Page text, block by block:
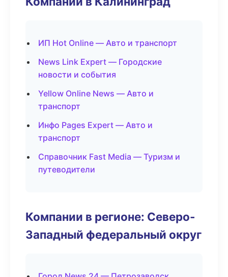
ИП Hot Online — Авто и транспорт
News Link Expert — Городские
новости и события
Yellow Online News — Авто и
транспорт
Инфо Pages Expert — Авто и
транспорт
Справочник Fast Media — Туризм и
путеводители
Компании в регионе: Северо-
Западный федеральный округ